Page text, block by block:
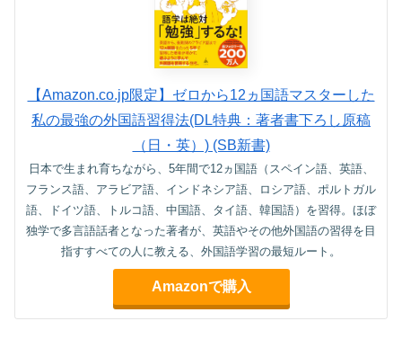
【Amazon.co.jp限定】ゼロから12ヵ国語マスターした
私の最強の外国語習得法(DL特典：著者書下ろし原稿
（日・英）) (SB新書)
日本で生まれ育ちながら、5年間で12ヵ国語（スペイン語、英語、
フランス語、アラビア語、インドネシア語、ロシア語、ポルトガル
語、ドイツ語、トルコ語、中国語、タイ語、韓国語）を習得。ほぼ
独学で多言語話者となった著者が、英語やその他外国語の習得を目
指すすべての人に教える、外国語学習の最短ルート。
Amazonで購入